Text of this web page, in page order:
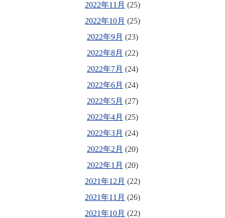
2022年11月 (25)
2022年10月 (25)
2022年9月 (23)
2022年8月 (22)
2022年7月 (24)
2022年6月 (24)
2022年5月 (27)
2022年4月 (25)
2022年3月 (24)
2022年2月 (20)
2022年1月 (20)
2021年12月 (22)
2021年11月 (26)
2021年10月 (22)